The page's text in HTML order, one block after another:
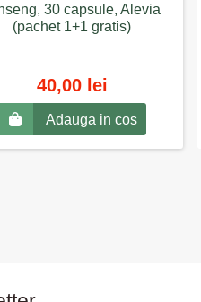
30 capsule, Alevia
(pachet 1+1 gratis)
40,00 lei
Adauga in cos